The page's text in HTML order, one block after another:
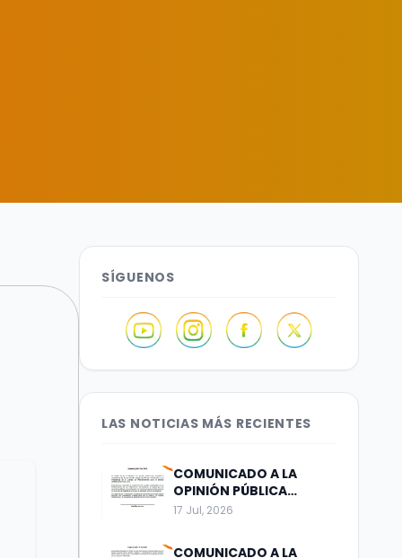
SÍGUENOS
LAS NOTICIAS MÁS RECIENTES
COMUNICADO A LA
OPINIÓN PÚBLICA
Bogotá, julio 17 de 2026
17 Jul, 2026
COMUNICADO A LA